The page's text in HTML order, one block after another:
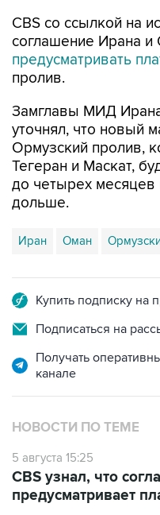
CBS со ссылкой на
соглашение Ирана и
предусматривать
пролив.
Замглавы МИД
уточнял, что новый
Ормузский пролив,
Тегеран и Маскат,
до четырех месяцев
дольше.
Иран Оман
Купить подписку на
Подписаться на
Получать
канале
НОВОСТИ ПО ТЕМЕ
5 августа 15:25
CBS узнал, что
предусматривает